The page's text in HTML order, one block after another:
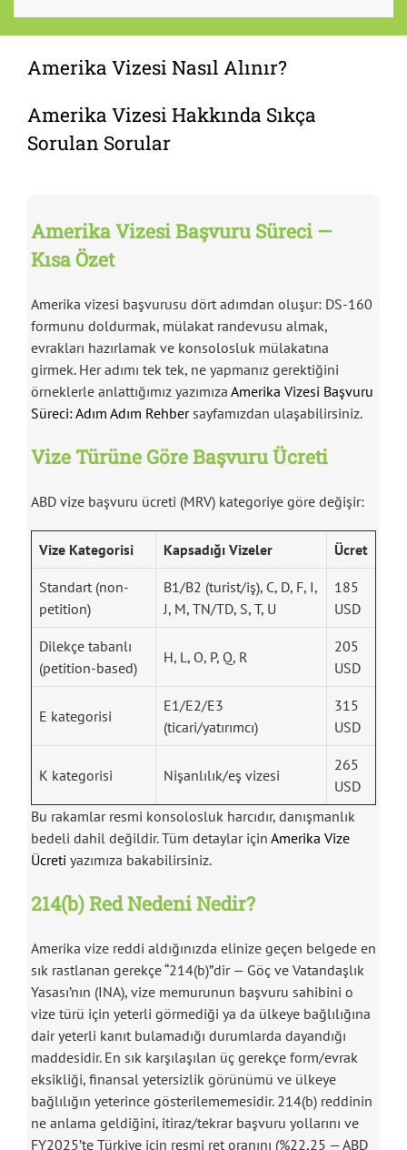
Amerika Vizesi Nasıl Alınır?
Amerika Vizesi Hakkında Sıkça
Sorulan Sorular
Amerika Vizesi Başvuru Süreci —
Kısa Özet
Amerika vizesi başvurusu dört adımdan oluşur: DS-160
formunu doldurmak, mülakat randevusu almak,
evrakları hazırlamak ve konsolosluk mülakatına
girmek. Her adımı tek tek, ne yapmanız gerektiğini
örneklerle anlattığımız yazımıza Amerika Vizesi Başvuru
Süreci: Adım Adım Rehbersayfamızdan ulaşabilirsiniz.
Vize Türüne Göre Başvuru Ücreti
ABD vize başvuru ücreti (MRV) kategoriye göre değişir:
Vize Kategorisi Kapsadığı Vizeler Ücret
Standart (non-
petition)
B1/B2 (turist/iş), C, D, F, I,
J, M, TN/TD, S, T, U
185
USD
Dilekçe tabanlı
(petition-based)
H, L, O, P, Q, R
205
USD
E kategorisi
E1/E2/E3
(ticari/yatırımcı)
315
USD
K kategorisi Nişanlılık/eş vizesi
265
USD
Bu rakamlar resmi konsolosluk harcıdır, danışmanlık
bedeli dahil değildir. Tüm detaylar için Amerika Vize
Ücreti yazımıza bakabilirsiniz.
214(b) Red Nedeni Nedir?
Amerika vize reddi aldığınızda elinize geçen belgede en
sık rastlanan gerekçe “214(b)”dir — Göç ve Vatandaşlık
Yasası’nın (INA), vize memurunun başvuru sahibini o
vize türü için yeterli görmediği ya da ülkeye bağlılığına
dair yeterli kanıt bulamadığı durumlarda dayandığı
maddesidir. En sık karşılaşılan üç gerekçe form/evrak
eksikliği, finansal yetersizlik görünümü ve ülkeye
bağlılığın yeterince gösterilememesidir. 214(b) reddinin
ne anlama geldiğini, itiraz/tekrar başvuru yollarını ve
FY2025’te Türkiye için resmi ret oranını (%22,25 — ABD